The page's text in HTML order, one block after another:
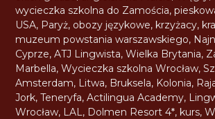
wycieczka szkolna do Zamościa,
USA, Paryż, obozy językowe, krzyżacy,
muzeum powstania warszawskiego,
Cyprze,ATJ Lingwista,Wielka Brytania,
Marbella,Wycieczka szkolna Wrocław,
Amsterdam, Litwa, Bruksela, Kolonia,
Jork,Teneryfa,Actilingua Academy,
Wrocław, LAL, Dolmen Resort 4*, kurs,